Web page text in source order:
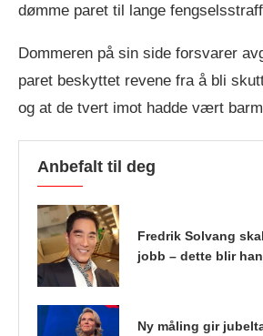
dømme paret til lange
Dommeren på sin side forsvarer
paret beskyttet revene fra å bli
og at de tvert imot hadde vært
Anbefalt til deg
Fredrik Solvang
jobb – dette blir
Ny måling gir